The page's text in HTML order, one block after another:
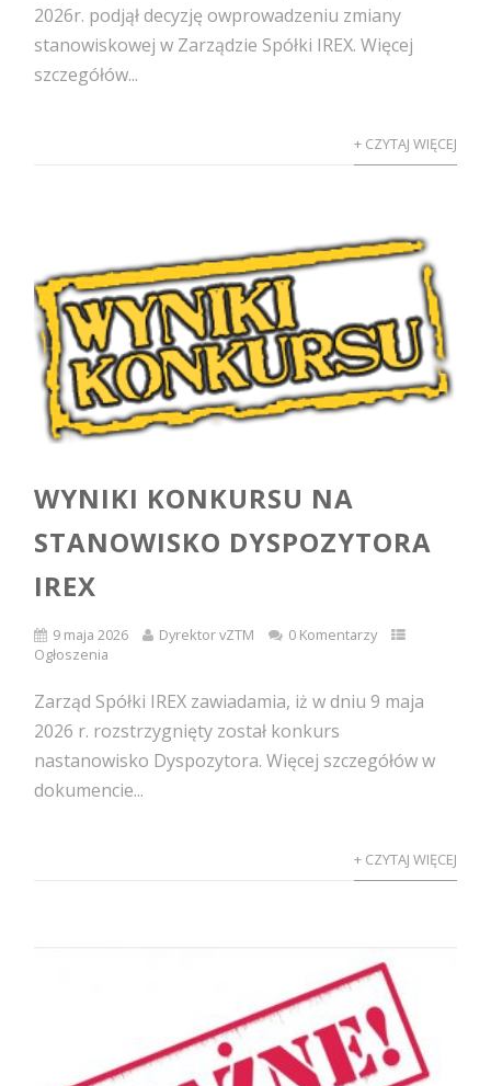
2026r. podjął decyzję owprowadzeniu zmiany
stanowiskowej w Zarządzie Spółki IREX. Więcej
szczegółów...
+ CZYTAJ WIĘCEJ
WYNIKI KONKURSU NA
STANOWISKO DYSPOZYTORA
IREX
9 maja 2026 Dyrektor vZTM
0 Komentarzy
Ogłoszenia
Zarząd Spółki IREX zawiadamia, iż w dniu 9 maja
2026 r. rozstrzygnięty został konkurs
nastanowisko Dyspozytora. Więcej szczegółów w
dokumencie...
+ CZYTAJ WIĘCEJ